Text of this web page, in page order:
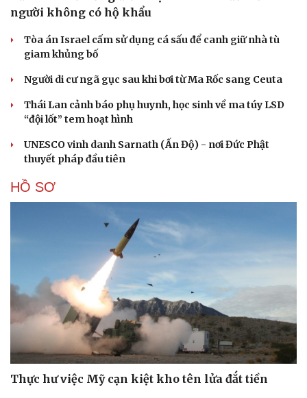
người không có hộ khẩu
Tòa án Israel cấm sử dụng cá sấu để canh giữ nhà tù
giam khủng bố
Người di cư ngã gục sau khi bơi từ Ma Rốc sang Ceuta
Thái Lan cảnh báo phụ huynh, học sinh về ma túy LSD
“đội lốt” tem hoạt hình
UNESCO vinh danh Sarnath (Ấn Độ) - nơi Đức Phật
thuyết pháp đầu tiên
HỒ SƠ
Thực hư việc Mỹ cạn kiệt kho tên lửa đắt tiền